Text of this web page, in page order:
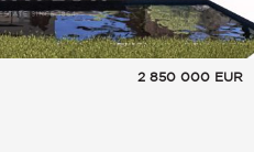
2 850 000 EUR